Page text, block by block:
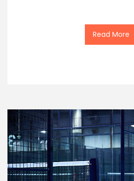
Read More